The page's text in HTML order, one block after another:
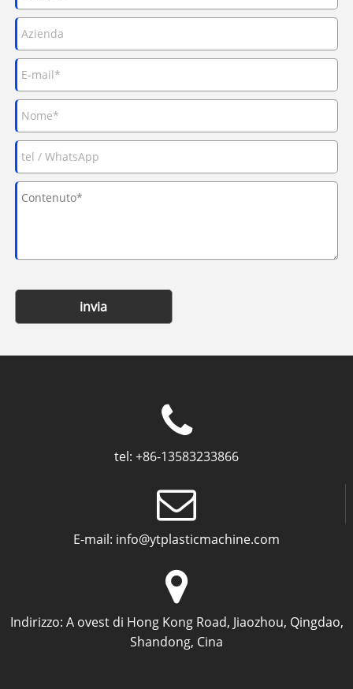
invia
tel: +86-13583233866
E-mail: info@ytplasticmachine.com
Indirizzo: A ovest di Hong Kong Road, Jiaozhou, Qingdao,
Shandong, Cina